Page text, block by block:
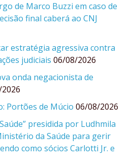
de Marco Buzzi em caso de
final caberá ao CNJ
estratégia agressiva contra
judiciais 06/08/2026
onda negacionista de
Portões de Múcio 06/08/2026
presidida por Ludhmila
da Saúde para gerir
como sócios Carlotti Jr. e